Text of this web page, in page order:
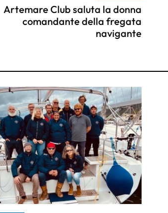
Artemare Club saluta la donna
comandante della fregata
navigante